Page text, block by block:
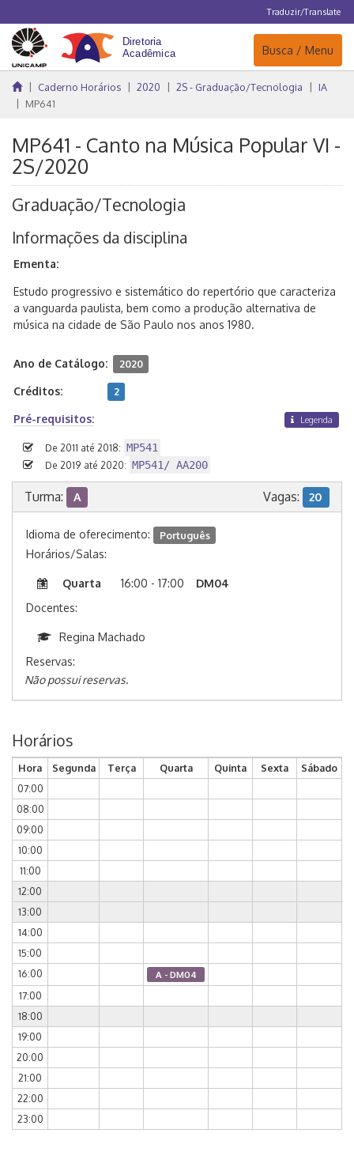
Traduzir/Translate
Navegação
Busca / Menu
Caderno Horários 2020 2S - Graduação/Tecnologia
IA
MP641
MP641 - Canto na Música Popular VI -
2S/2020
Graduação/Tecnologia
Informações da disciplina
Ementa:
Estudo progressivo e sistemático do repertório que caracteriza
a vanguarda paulista, bem como a produção alternativa de
música na cidade de São Paulo nos anos 1980.
Ano de Catálogo: 2020
Créditos: 2
Pré-requisitos: Legenda
De 2011 até 2018: MP541
De 2019 até 2020: MP541/ AA200
Turma: A Vagas: 20
Idioma de oferecimento: Português
Horários/Salas:
Quarta 16:00 - 17:00
DM04
Docentes:
Regina Machado
Reservas:
Não possui reservas.
Horários
Hora Segunda Terça Quarta Quinta Sexta
Sábado
07:00
08:00
09:00
10:00
11:00
12:00
13:00
14:00
15:00
16:00
A - DM04
17:00
18:00
19:00
20:00
21:00
22:00
23:00